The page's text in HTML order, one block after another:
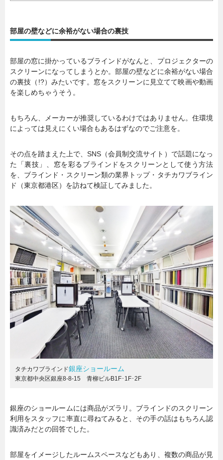
部屋の壁などに余裕がない場合の裏技
部屋の窓に掛かっているブラインドがなんと、プロジェクターの
スクリーンになってしまうとか。部屋の壁などに余裕がない場合
の裏技（!?）みたいです。窓をスクリーンに見立てて映画や動画
を楽しめちゃうそう。
もちろん、メーカーが推奨しているわけではありません。住環境
によっては見えにくい場合もあるはずなのでご注意を。
その点を踏まえた上で、SNS（会員制交流サイト）で話題になっ
た「裏技」、窓を彩るブラインドをスクリーンとして使う方法
を、ブラインド・スクリーン類の業界トップ・タチカワブライン
ド（東京都港区）を訪ねて検証してみました。
タチカワブラインド銀座ショールーム
東京都中央区銀座8-8-15 青柳ビルB1F･1F･2F
銀座のショールームには商品がズラリ。ブラインドのスクリーン
利用をスタッフに率直に尋ねてみると、その手の話はもちろん認
識済みだとの回答でした。
部屋をイメージしたルームスペースなどもあり、複数の商品が見